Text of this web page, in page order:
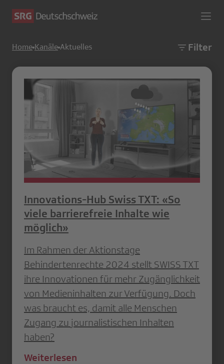
Home Kanäle Aktuelles Filter
Innovations-Hub Swiss TXT: «So
viele barrierefreie Inhalte wie
möglich»
Im Rahmen der Aktionstage
Behindertenrechte 2024 stellt SWISS TXT
ihre Innovationen für mehr Zugänglichkeit
von Medieninhalten zur Verfügung. Doch
was braucht es, damit alle Menschen
Zugang zu journalistischen Inhalten
haben?
Weiterlesen